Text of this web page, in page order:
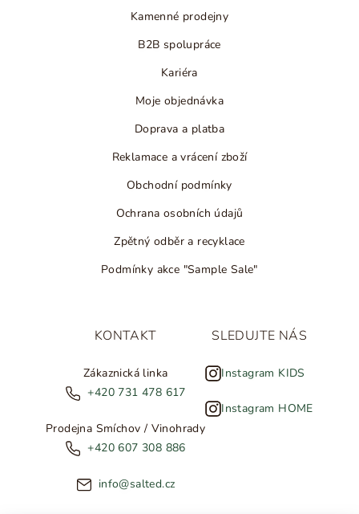
Kamenné prodejny
B2B spolupráce
Kariéra
Moje objednávka
Doprava a platba
Reklamace a vrácení zboží
Obchodní podmínky
Ochrana osobních údajů
Zpětný odběr a recyklace
Podmínky akce "Sample Sale"
KONTAKT
Zákaznická linka
+420 731 478 617
Prodejna Smíchov / Vinohrady
+420 607 308 886
info@salted.cz
SLEDUJTE NÁS
Instagram KIDS
Instagram HOME